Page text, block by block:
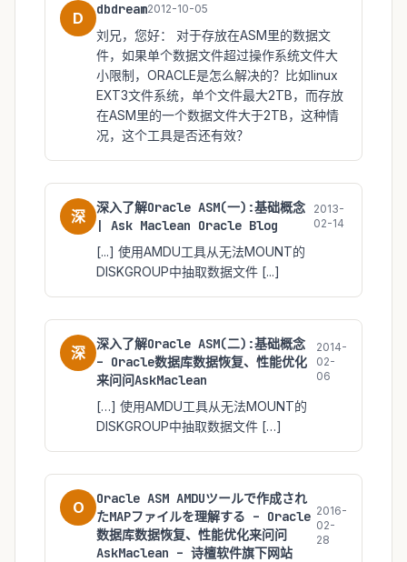
D dbdream2012-10-05
刘兄，您好： 对于存放在ASM里的数据文
件，如果单个数据文件超过操作系统文件大
小限制，ORACLE是怎么解决的？比如linux
EXT3文件系统，单个文件最大2TB，而存放
在ASM里的一个数据文件大于2TB，这种情
况，这个工具是否还有效？
深
深入了解Oracle ASM(一):基础概念
| Ask Maclean Oracle Blog
2013-
02-14
[...] 使用AMDU工具从无法MOUNT的
DISKGROUP中抽取数据文件 [...]
深
深入了解Oracle ASM(二):基础概念
– Oracle数据库数据恢复、性能优化
来问问AskMaclean
2014-
02-
06
[…] 使用AMDU工具从无法MOUNT的
DISKGROUP中抽取数据文件 […]
O
Oracle ASM AMDUツールで作成され
たMAPファイルを理解する – Oracle
数据库数据恢复、性能优化来问问
AskMaclean – 诗檀软件旗下网站
2016-
02-
28